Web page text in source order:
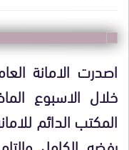
اصدرت الامانة
خلال الاسبوع
المكتب الدائم